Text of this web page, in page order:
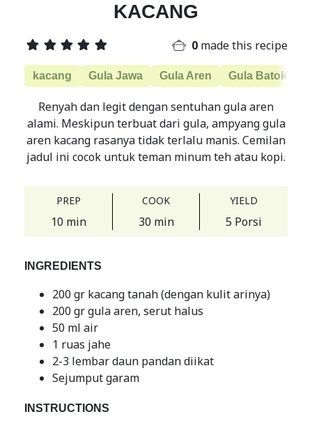
KACANG
0 made this recipe
kacang Gula Jawa Gula Aren Gula Batok
Renyah dan legit dengan sentuhan gula aren
alami. Meskipun terbuat dari gula, ampyang gula
aren kacang rasanya tidak terlalu manis. Cemilan
jadul ini cocok untuk teman minum teh atau kopi.
PREP
10 min
COOK
30 min
YIELD
5 Porsi
INGREDIENTS
200 gr kacang tanah (dengan kulit arinya)
200 gr gula aren, serut halus
50 ml air
1 ruas jahe
2-3 lembar daun pandan diikat
Sejumput garam
INSTRUCTIONS